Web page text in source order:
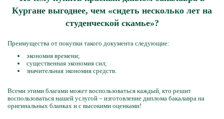
Кургане выгоднее, чем «сидеть несколько лет на
студенческой скамье»?
Преимущества от покупки такого документа следующие:
экономия времени;
существенная экономия сил;
значительная экономия средств.
Всеми этими благами может воспользоваться каждый, кто решит
воспользоваться нашей услугой – изготовление диплома бакалавра на
оригинальных бланках и с высокими оценками!